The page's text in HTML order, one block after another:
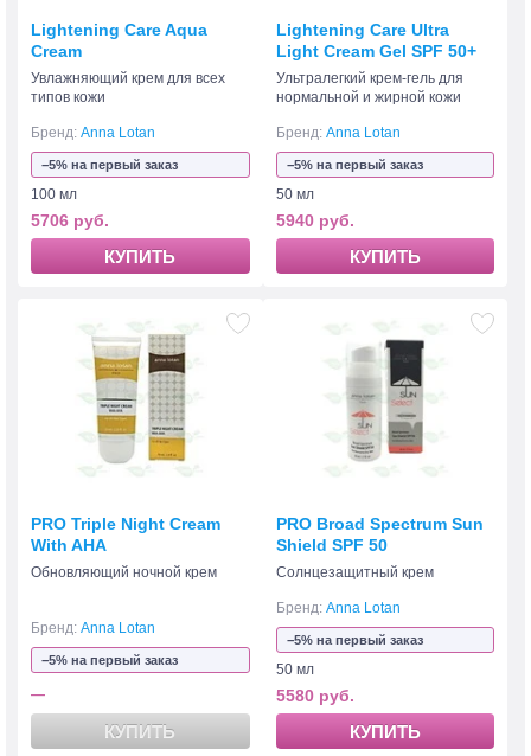
Lightening Care Aqua
Cream
Увлажняющий крем для всех
типов кожи
Бренд: Anna Lotan
−5% на первый заказ
100 мл
5706 руб.
КУПИТЬ
Lightening Care Ultra
Light Cream Gel SPF 50+
Ультралегкий крем-гель для
нормальной и жирной кожи
Бренд: Anna Lotan
−5% на первый заказ
50 мл
5940 руб.
КУПИТЬ
PRO Triple Night Cream
With AHA
Обновляющий ночной крем
Бренд: Anna Lotan
−5% на первый заказ
—
КУПИТЬ
PRO Broad Spectrum Sun
Shield SPF 50
Солнцезащитный крем
Бренд: Anna Lotan
−5% на первый заказ
50 мл
5580 руб.
КУПИТЬ